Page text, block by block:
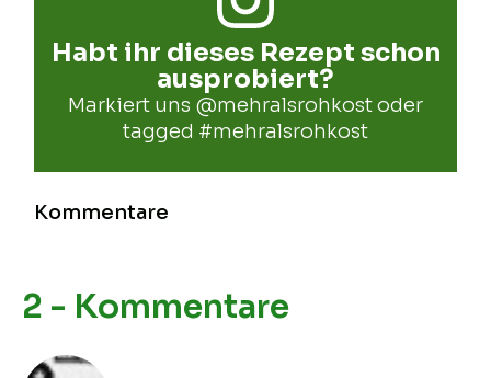
Habt ihr dieses Rezept schon
ausprobiert?
Markiert uns @mehralsrohkostoder
tagged #mehralsrohkost
Kommentare
2 - Kommentare